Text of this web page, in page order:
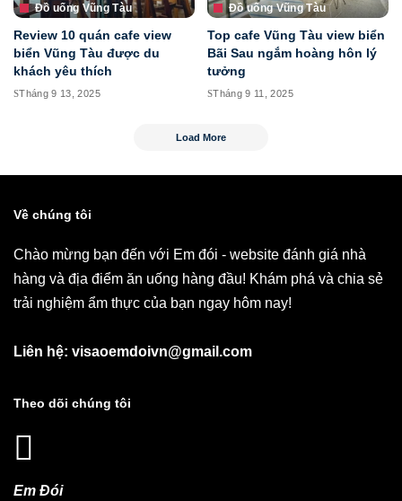
Đồ uống Vũng Tàu
Review 10 quán cafe view
biển Vũng Tàu được du
khách yêu thích
Tháng 9 13, 2025
Đồ uống Vũng Tàu
Top cafe Vũng Tàu view biển
Bãi Sau ngắm hoàng hôn lý
tưởng
Tháng 9 11, 2025
Load More
Về chúng tôi
Chào mừng bạn đến với Em đói - website đánh giá nhà
hàng và địa điểm ăn uống hàng đầu! Khám phá và chia sẻ
trải nghiệm ẩm thực của bạn ngay hôm nay!
Liên hệ: visaoemdoivn@gmail.com
Theo dõi chúng tôi
Em Đói